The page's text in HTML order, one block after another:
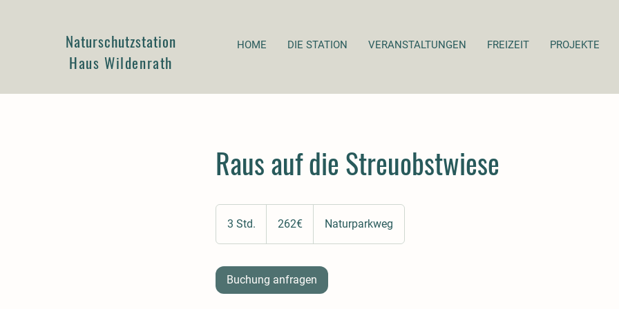
Naturschutzstation
Haus Wildenrath
HOME DIE STATION VERANSTALTUNGEN FREIZEIT PROJEKTE
Raus auf die Streuobstwiese
3 Std.
S
262€ Naturparkweg
Buchung anfragen